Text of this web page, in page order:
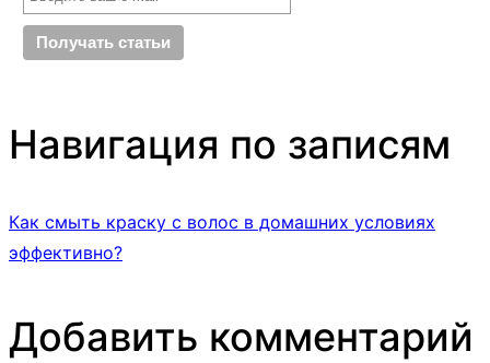
Навигация по записям
Как смыть краску с волос в домашних условиях
эффективно?
Добавить комментарий